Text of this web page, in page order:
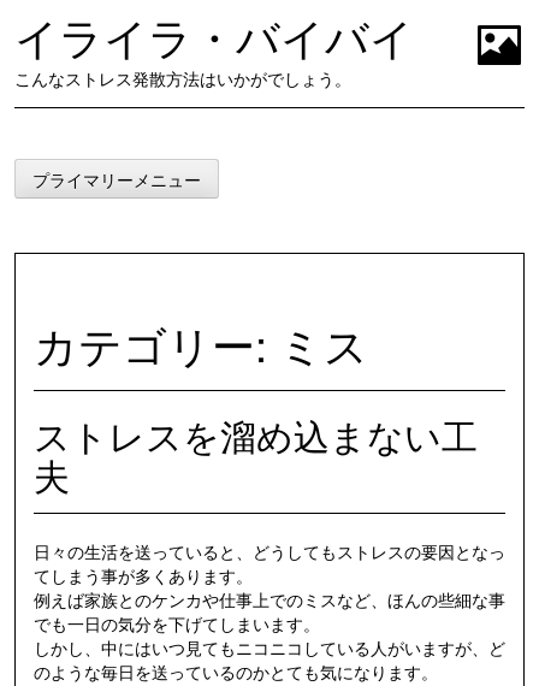
ツ
ス
ッ
イライラ・バイバイ
こんなストレス発散方法はいかがでしょう。
プライマリーメニュー
カテゴリー: ミス
ストレスを溜め込まない工
夫
日々の生活を送っていると、どうしてもストレスの要因となっ
てしまう事が多くあります。
例えば家族とのケンカや仕事上でのミスなど、ほんの些細な事
でも一日の気分を下げてしまいます。
しかし、中にはいつ見てもニコニコしている人がいますが、ど
のような毎日を送っているのかとても気になります。